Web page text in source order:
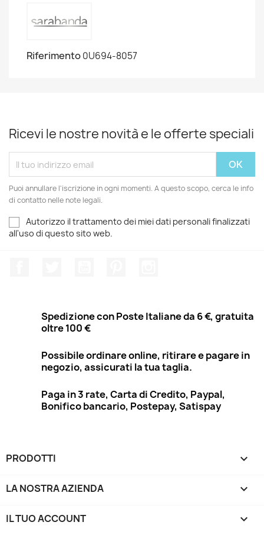
Riferimento0U694-8057
Ricevi le nostre novità e le offerte speciali
Puoi annullare l'iscrizione in ogni momenti. A questo scopo, cerca le info
di contatto nelle note legali.
Autorizzo il trattamento dei miei dati personali finalizzati
all'uso di questo sito web.
Spedizione con Poste Italiane da 6 €, gratuita
oltre 100 €
Possibile ordinare online, ritirare e pagare in
negozio, assicurati la tua taglia.
Paga in 3 rate, Carta di Credito, Paypal,
Bonifico bancario, Postepay, Satispay
PRODOTTI 
LA NOSTRA AZIENDA 
IL TUO ACCOUNT 